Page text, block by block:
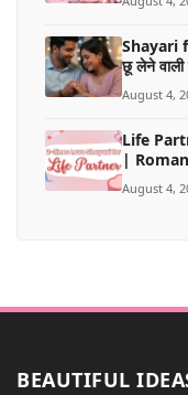
Shayari
छू लेने वाली
August 4,
Life
|
August 4,
BEAUTIFUL